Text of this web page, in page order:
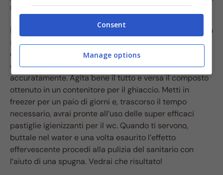
Pulire il wc
Metti mezza tazza di ciascuno di questi ingredienti in un
sacchetto di plastica per alimenti ed aggiungi anche
dell’acido citrico. A questo punto, unisci 5 cucchiai
d’acqua, 30 gocce di tea tree oil e chiudi il sacchetto
accuratamente. Agita bene il tutto e versa il composto
ottenuto in un contenitore per il ghiaccio. Metti in
freezer per un paio di giorni e, trascorso il tempo
necessario, avrai pronte all’uso delle super efficaci
pastiglie igienizzanti per il wc. Quando ti servono,
buttale nel water e una volta esaurito l’effetto
effervescente procedi alla pulizia del sanitario con
l’aiuto di una spugna. Vedrai che risultato!
Consent
Manage options